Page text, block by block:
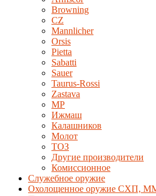
Browning
CZ
Mannlicher
Orsis
Pietta
Sabatti
Sauer
Taurus-Rossi
Zastava
MP
Ижмаш
Калашников
Молот
ТОЗ
Другие производители
Комиссионное
Служебное оружие
Охолощенное оружие СХП,